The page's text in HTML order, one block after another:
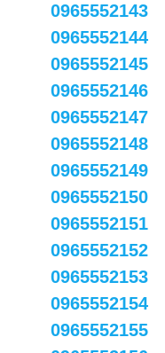
0965552143
0965552144
0965552145
0965552146
0965552147
0965552148
0965552149
0965552150
0965552151
0965552152
0965552153
0965552154
0965552155